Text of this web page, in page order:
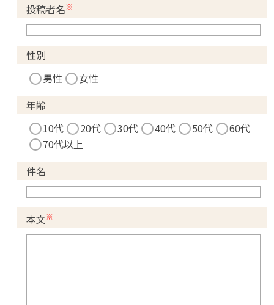
投稿者名※
性別
男性
女性
年齢
10代
20代 30代 40代 50代
60代
70代以上
件名
本文※